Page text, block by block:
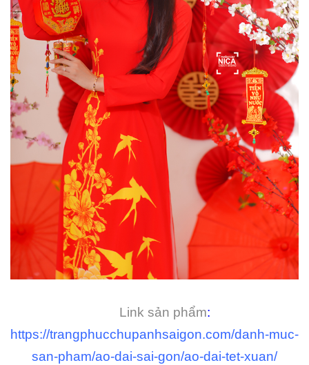
Link sản phẩm:
https://trangphucchupanhsaigon.com/danh-muc-
san-pham/ao-dai-sai-gon/ao-dai-tet-xuan/